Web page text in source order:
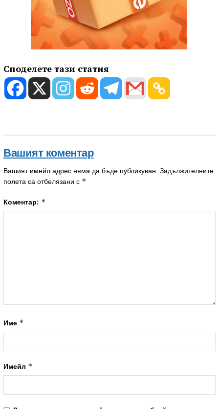
Споделете тази статия
Вашият коментар
Вашият имейл адрес няма да бъде публикуван. Задължителните
полета са отбелязани с *
Коментар: *
Име *
Имейл *